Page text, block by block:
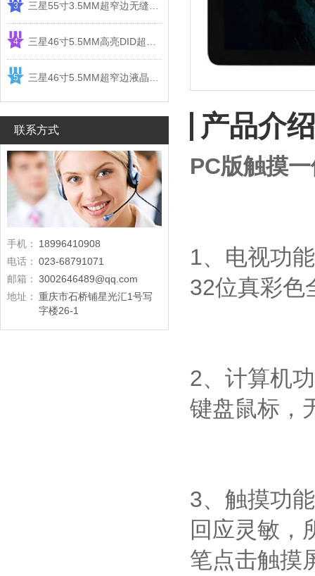
3
4
5
联系方式
手机：
18996410908
电话： 023-68791071
邮箱： 3002646489@qq.com
地址： 重庆市石桥铺星光汇1号写
字楼26-1
产品介绍
PC版触摸
1、电视功
32位真彩色
2、计算机
键盘鼠标，
3、触摸功
回应灵敏，
笔点击触摸